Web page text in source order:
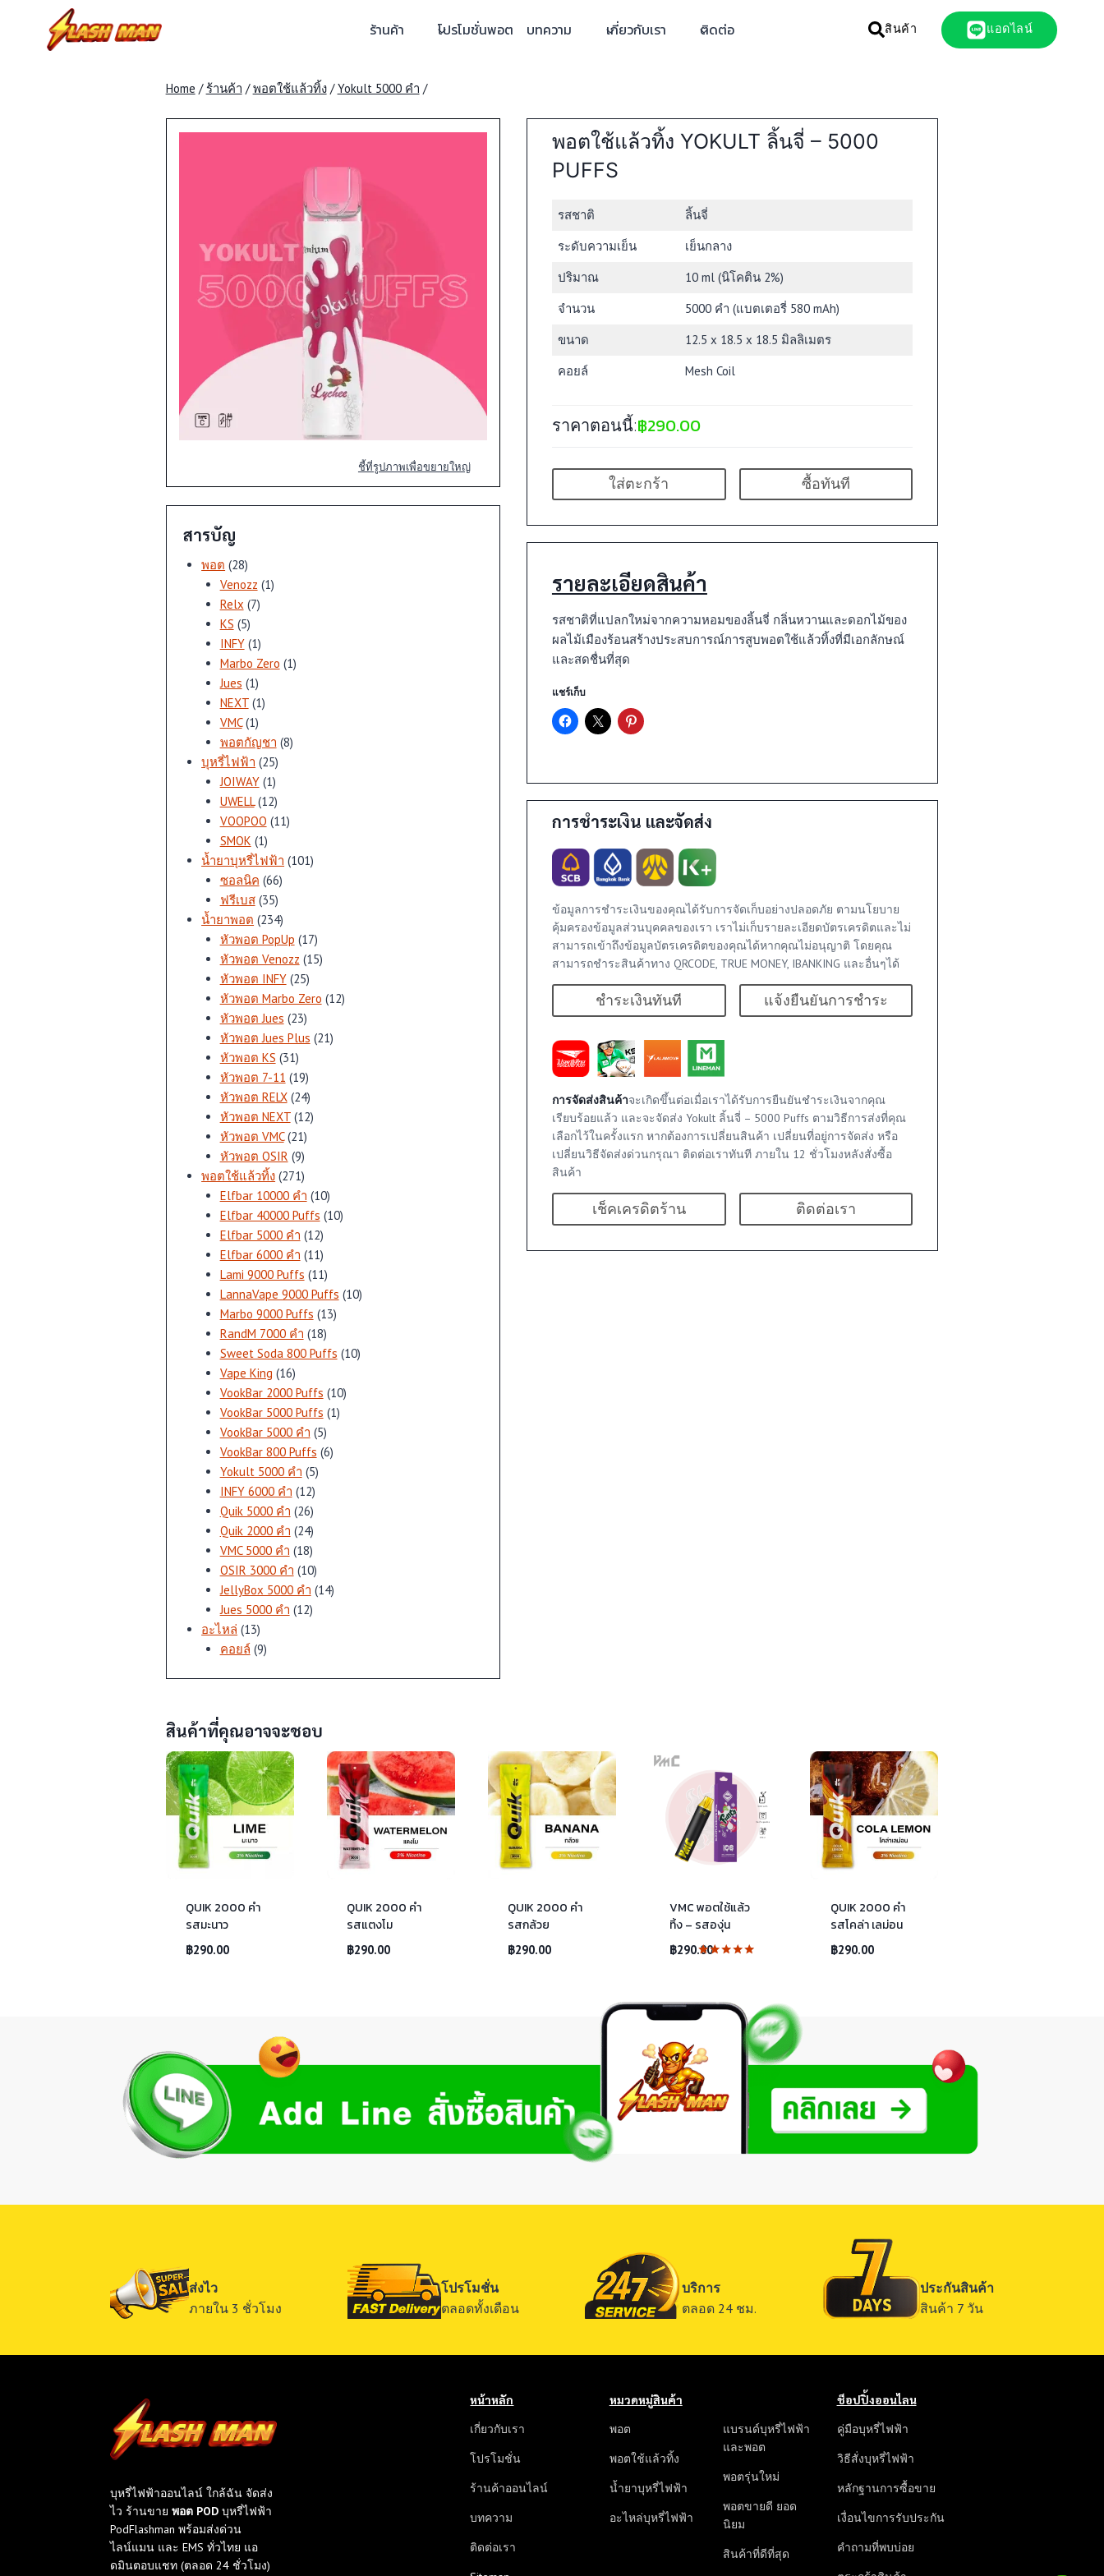
ร้านค้า โปรโมชั่นพอต บทความ เกี่ยวกับเรา ติดต่อ สินค้า แอดไลน์
Home / ร้านค้า / พอตใช้แล้วทิ้ง / Yokult 5000 คำ /
ชี้ที่รูปภาพเพื่อขยายใหญ่
สารบัญ
พอต 2828
สินค้า
Venozz 11
Relx 77
KS 55
สินค้า
INFY 11
สินค้า
Marbo Zero 11
Jues 11
สินค้า
NEXT 11
VMC 11
สินค้า
พอตกัญชา 88
บุหรี่ไฟฟ้า 2525
สินค้า
JOIWAY 11
สินค้า
UWELL 1212
สินค้า
VOOPOO 1111
SMOK 11
สินค้า
น้ำยาบุหรี่ไฟฟ้า 101101
ซอลนิค 6666
ฟรีเบส 3535
สินค้า
น้ำยาพอต 234234
สินค้า
หัวพอต PopUp 1717
สินค้า
หัวพอต Venozz 1515
หัวพอต INFY 2525
สินค้า
หัวพอต Marbo Zero 1212
หัวพอต Jues 2323
สินค้า
หัวพอต Jues Plus 2121
หัวพอต KS 3131
สินค้า
หัวพอต 7-11 1919
สินค้า
หัวพอต RELX 2424
สินค้า
หัวพอต NEXT 1212
หัวพอต VMC 2121
สินค้า
หัวพอต OSIR 99
สินค้า
พอตใช้แล้วทิ้ง 271271
สินค้า
Elfbar 10000 คำ 1010
สินค้า
Elfbar 40000 Puffs 1010
Elfbar 5000 คำ 1212
สินค้า
Elfbar 6000 คำ 1111
สินค้า
Lami 9000 Puffs 1111
สินค้า
LannaVape 9000 Puffs 1010
Marbo 9000 Puffs 1313
RandM 7000 คำ 1818
สินค้า
Sweet Soda 800 Puffs 1010
Vape King 1616
สินค้า
VookBar 2000 Puffs 1010
VookBar 5000 Puffs 11
VookBar 5000 คำ 55
สินค้า
VookBar 800 Puffs 66
Yokult 5000 คำ 55
สินค้า
INFY 6000 คำ 1212
สินค้า
Quik 5000 คำ 2626
สินค้า
Quik 2000 คำ 2424
สินค้า
VMC 5000 คำ 1818
สินค้า
OSIR 3000 คำ 1010
สินค้า
JellyBox 5000 คำ 1414
Jues 5000 คำ 1212
อะไหล่ 1313
สินค้า
คอยล์ 99
พอตใช้แล้วทิ้ง YOKULT ลิ้นจี่ – 5000
PUFFS
รสชาติ
ลิ้นจี่
ระดับความเย็น
เย็นกลาง
ปริมาณ
10 ml (นิโคติน 2%)
จำนวน
5000 คำ (แบตเตอรี่ 580 mAh)
ขนาด
12.5 x 18.5 x 18.5 มิลลิเมตร
คอยล์
Mesh Coil
ราคาตอนนี้:฿290.00
ใส่ตะกร้า ซื้อทันที
รายละเอียดสินค้า
รสชาติที่แปลกใหม่จากความหอมของลิ้นจี่ กลิ่นหวานและดอกไม้ของ
ผลไม้เมืองร้อนสร้างประสบการณ์การสูบพอตใช้แล้วทิ้งที่มีเอกลักษณ์
และสดชื่นที่สุด
แชร์เก็บ
การชำระเงิน และจัดส่ง
ข้อมูลการชำระเงินของคุณได้รับการจัดเก็บอย่างปลอดภัย ตามนโยบาย
คุ้มครองข้อมูลส่วนบุคคลของเรา เราไม่เก็บรายละเอียดบัตรเครดิตและไม่
สามารถเข้าถึงข้อมูลบัตรเครดิตของคุณได้หากคุณไม่อนุญาติ โดยคุณ
สามารถชำระสินค้าทาง QRCODE, TRUE MONEY, IBANKING และอื่นๆได้
ชำระเงินทันที แจ้งยืนยันการชำระ
การจัดส่งสินค้าจะเกิดขึ้นต่อเมื่อเราได้รับการยืนยันชำระเงินจากคุณ
เรียบร้อยแล้ว และจะจัดส่ง Yokult ลิ้นจี่ – 5000 Puffs ตามวิธีการส่งที่คุณ
เลือกไว้ในครั้งแรก หากต้องการเปลี่ยนสินค้า เปลี่ยนที่อยู่การจัดส่ง หรือ
เปลี่ยนวิธีจัดส่งด่วนกรุณา ติดต่อเราทันที ภายใน 12 ชั่วโมงหลังสั่งซื้อ
สินค้า
เช็คเครดิตร้าน ติดต่อเรา
สินค้าที่คุณอาจจะชอบ
QUIK 2000 คำ
รสมะนาว
฿290.00
QUIK 2000 คำ
รสแตงโม
฿290.00
QUIK 2000 คำ
รสกล้วย
฿290.00
VMC พอตใช้แล้ว
ทิ้ง – รสองุ่น
คะแนน
฿290.00
QUIK 2000 คำ
รสโคล่า เลม่อน
฿290.00
ส่งไว
ภายใน 3 ชั่วโมง
โปรโมชั่น
ตลอดทั้งเดือน
บริการ
ตลอด 24 ชม.
ประกันสินค้า
สินค้า 7 วัน
บุหรี่ไฟฟ้าออนไลน์ ใกล้ฉัน จัดส่ง
ไว ร้านขายพอต POD บุหรี่ไฟฟ้า
PodFlashman พร้อมส่งด่วน
ไลน์แมน และ EMS ทั่วไทย แอ
ดมินตอบแชท (ตลอด 24 ชั่วโมง)
หน้าหลัก
เกี่ยวกับเรา
โปรโมชั่น
ร้านค้าออนไลน์
บทความ
ติดต่อเรา
หมวดหมู่สินค้า
พอต
พอตใช้แล้วทิ้ง
น้ำยาบุหรี่ไฟฟ้า
อะไหล่บุหรี่ไฟฟ้า
แบรนด์บุหรี่ไฟฟ้า
และพอต
พอตรุ่นใหม่
พอตขายดี ยอด
นิยม
สินค้าที่ดีที่สุด
ช็อปปิ้งออนไลน
คู่มือบุหรี่ไฟฟ้า
วิธีสั่งบุหรี่ไฟฟ้า
หลักฐานการซื้อขาย
เงื่อนไขการรับประกัน
คำถามที่พบบ่อย